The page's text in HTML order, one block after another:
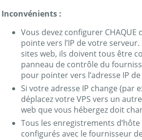
Inconvénients :
Vous devez configurer CHAQUE
pointe vers l’IP de votre serveur.
sites web, ils doivent tous être
panneau de contrôle du
pour pointer vers l’adresse IP de
Si votre adresse IP change (par
déplacez votre VPS vers un
web que vous hébergez doit
Tous les enregistrements
configurés avec le fournisseur